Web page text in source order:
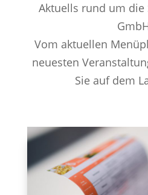
Aktuells rund um die
Vom aktuellen
neuesten
Sie auf dem